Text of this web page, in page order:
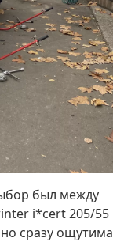
был между
i*cert 205/55
сразу ощутима